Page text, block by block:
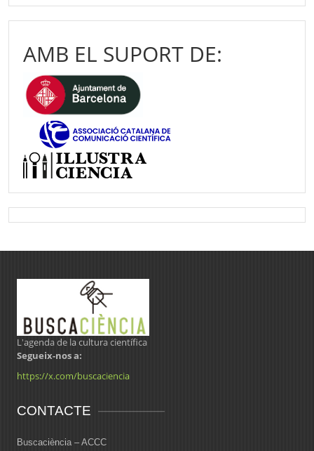
AMB EL SUPORT DE:
L'agenda de la cultura científica
Segueix-nos a:
https://x.com/buscaciencia
CONTACTE
Buscaciència – ACCC